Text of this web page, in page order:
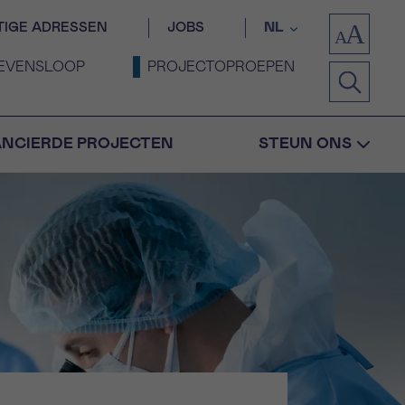
ADRESSEN JOBS NL
PROJECTOPROEPEN
PROJECTEN STEUN ONS